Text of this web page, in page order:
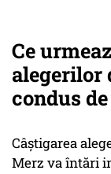
Ce
alegerilor
condus
Câștigarea
Merz va întări